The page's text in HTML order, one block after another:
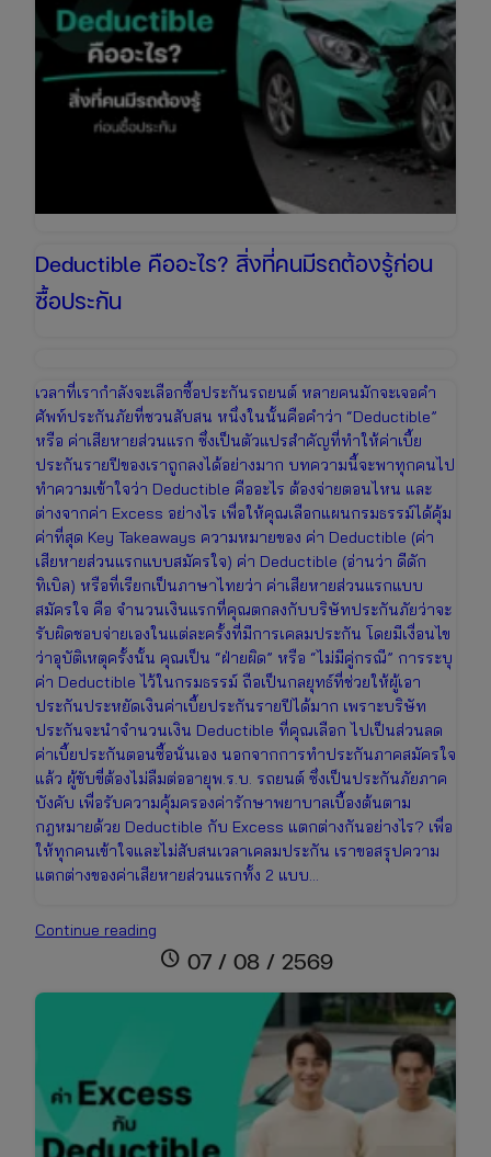
Deductible คืออะไร? สิ่งที่คนมีรถต้องรู้ก่อน
ซื้อประกัน
เวลาที่เรากำลังจะเลือกซื้อประกันรถยนต์ หลายคนมักจะเจอคำ
ศัพท์ประกันภัยที่ชวนสับสน หนึ่งในนั้นคือคำว่า “Deductible”
หรือ ค่าเสียหายส่วนแรก ซึ่งเป็นตัวแปรสำคัญที่ทำให้ค่าเบี้ย
ประกันรายปีของเราถูกลงได้อย่างมาก บทความนี้จะพาทุกคนไป
ทำความเข้าใจว่า Deductible คืออะไร ต้องจ่ายตอนไหน และ
ต่างจากค่า Excess อย่างไร เพื่อให้คุณเลือกแผนกรมธรรม์ได้คุ้ม
ค่าที่สุด Key Takeaways ความหมายของ ค่า Deductible (ค่า
เสียหายส่วนแรกแบบสมัครใจ) ค่า Deductible (อ่านว่า ดีดัก
ทิเบิล) หรือที่เรียกเป็นภาษาไทยว่า ค่าเสียหายส่วนแรกแบบ
สมัครใจ คือ จำนวนเงินแรกที่คุณตกลงกับบริษัทประกันภัยว่าจะ
รับผิดชอบจ่ายเองในแต่ละครั้งที่มีการเคลมประกัน โดยมีเงื่อนไข
ว่าอุบัติเหตุครั้งนั้น คุณเป็น “ฝ่ายผิด” หรือ “ไม่มีคู่กรณี” การระบุ
ค่า Deductible ไว้ในกรมธรรม์ ถือเป็นกลยุทธ์ที่ช่วยให้ผู้เอา
ประกันประหยัดเงินค่าเบี้ยประกันรายปีได้มาก เพราะบริษัท
ประกันจะนำจำนวนเงิน Deductible ที่คุณเลือก ไปเป็นส่วนลด
ค่าเบี้ยประกันตอนซื้อนั่นเอง นอกจากการทำประกันภาคสมัครใจ
แล้ว ผู้ขับขี่ต้องไม่ลืมต่ออายุพ.ร.บ. รถยนต์ ซึ่งเป็นประกันภัยภาค
บังคับ เพื่อรับความคุ้มครองค่ารักษาพยาบาลเบื้องต้นตาม
กฎหมายด้วย Deductible กับ Excess แตกต่างกันอย่างไร? เพื่อ
ให้ทุกคนเข้าใจและไม่สับสนเวลาเคลมประกัน เราขอสรุปความ
แตกต่างของค่าเสียหายส่วนแรกทั้ง 2 แบบ…
Continue reading
คือ
รถ
รู้
schedule 07 / 08 / 2569